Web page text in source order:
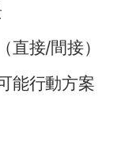
直接/間接）
能行動方案